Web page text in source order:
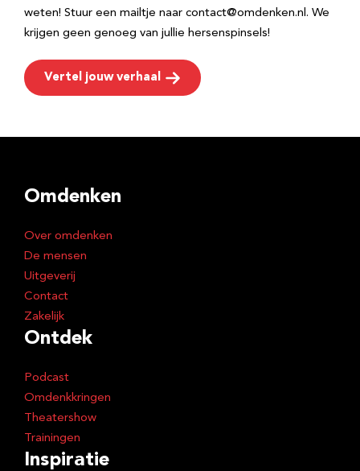
weten! Stuur een mailtje naar contact@omdenken.nl. We
krijgen geen genoeg van jullie hersenspinsels!
Vertel jouw verhaal
Omdenken
Over omdenken
De mensen
Uitgeverij
Contact
Zakelijk
Ontdek
Podcast
Omdenkkringen
Theatershow
Trainingen
Inspiratie